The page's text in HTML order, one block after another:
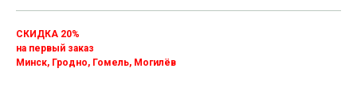
СКИДКА 20%
на первый заказ
Минск, Гродно, Гомель, Могилёв